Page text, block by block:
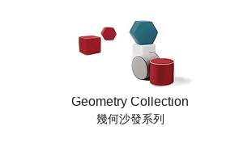
Geometry Collection
幾何沙發系列